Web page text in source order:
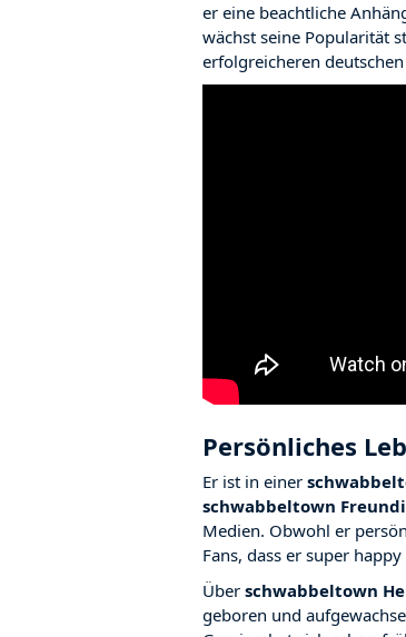
er eine beachtliche
wächst seine Popularität
erfolgreicheren
Persönliches
Er ist in einer
schwabbeltown
Medien. Obwohl er
Fans, dass er super
Überschwabbeltown
geboren und